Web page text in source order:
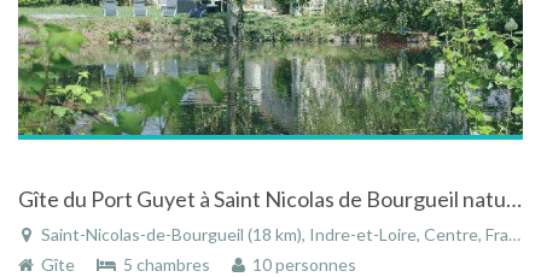
Gîte du Port Guyet à Saint Nicolas de Bourgueil nature, repos et bien-être à la campagne
Saint-Nicolas-de-Bourgueil (18 km), Indre-et-Loire, Centre, France
Gîte
5 chambres 10 personnes